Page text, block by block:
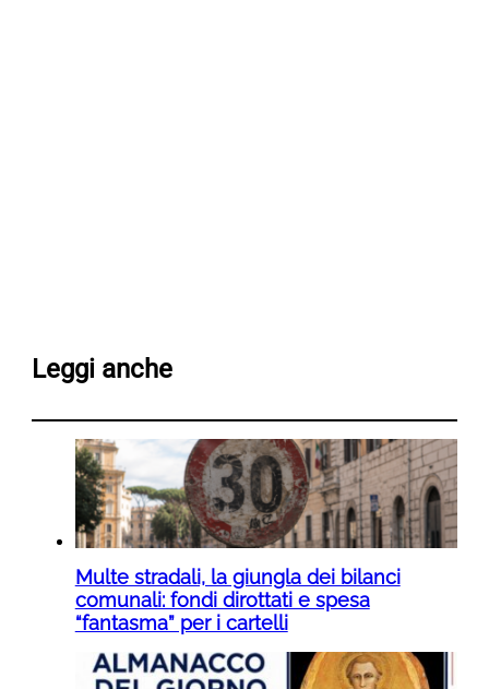
Leggi anche
Multe stradali, la giungla dei bilanci
comunali: fondi dirottati e spesa
“fantasma” per i cartelli